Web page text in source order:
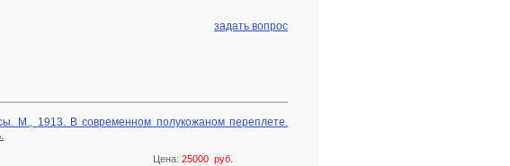
задать вопрос
М., 1913. В современном полукожаном переплете.
Цена: 25000 руб.